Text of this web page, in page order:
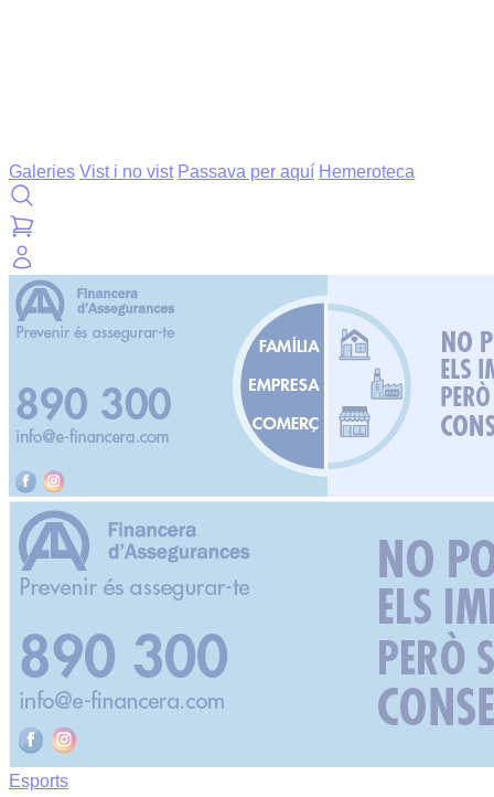
Galeries Vist i no vist Passava per aquí Hemeroteca
Esports